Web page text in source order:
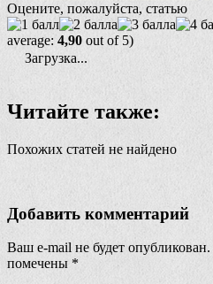
Оцените, пожалуйста, статью
average: 4,90 out of 5)
Загрузка...
Читайте также:
Похожих статей не найдено
Добавить комментарий
Ваш e-mail не будет опубликован.
помечены *